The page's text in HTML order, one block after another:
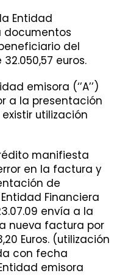
Entidad
documentos
del
euros.
emisora (‘’A’’)
a la presentación
utilización
manifiesta
en la factura y
de
Financiera
envía a la
nueva factura por
Euros. (utilización
con fecha
emisora